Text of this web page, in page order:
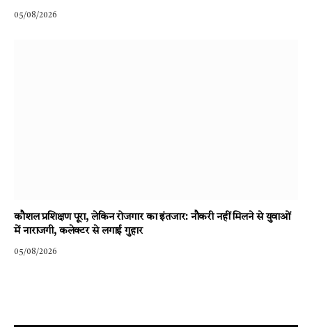
05/08/2026
कौशल प्रशिक्षण पूरा, लेकिन रोजगार का इंतजार: नौकरी नहीं मिलने से युवाओं
में नाराजगी, कलेक्टर से लगाई गुहार
05/08/2026